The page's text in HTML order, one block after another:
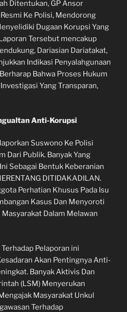
Ditentukan, GP Ansor
Ke Polisi, Mendorong
Dugaan Korupsi Yang
Tersebut mencakup
Dariasian Dariatakat,
Indikasi Penyalahgunaan
Bahwa Proses Hukum
Yang Transparan,
Anti-Korupsi
Suswono Ke Polisi
Dari Publik. Banyak Yang
Sebagai Bentuk Keberanian
DITIDAKADILAN.
Perhatian Khusus Pada Isu
Kasus Dan Menyoroti
Dalam Melawan
Pelaporan ini
Akan Pentingnya Anti-
Banyak Aktivis Dan
(LSM) Menyerukan
Masyarakat Unkul
Terhadap